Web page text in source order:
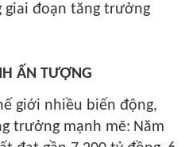
giai đoạn tăng trưởng
ẤN TƯỢNG
giới nhiều biến động,
trưởng mạnh mẽ: Năm